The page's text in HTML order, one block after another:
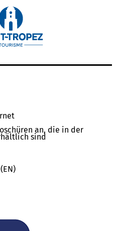
an, die in der
sind